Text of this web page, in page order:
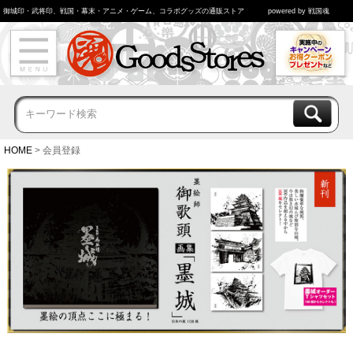
御城印・武将印、戦国・幕末・アニメ・ゲーム、コラボグッズの通販ストア powered by 戦国魂
HOME 会員登録